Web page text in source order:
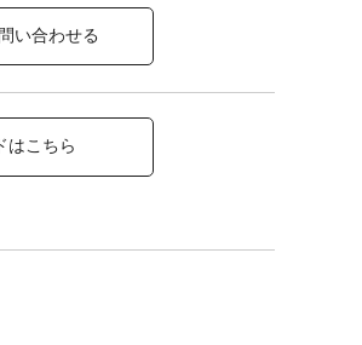
い合わせる
はこちら